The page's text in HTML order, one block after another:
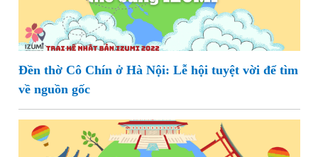
Đền thờ Cô Chín ở Hà Nội: Lễ hội tuyệt vời để tìm
về nguồn gốc